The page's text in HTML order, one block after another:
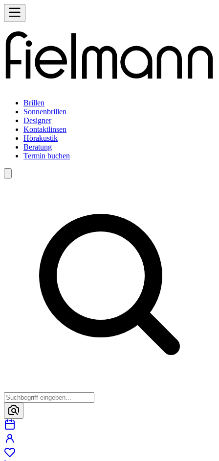
Brillen
Sonnenbrillen
Designer
Kontaktlinsen
Hörakustik
Beratung
Termin buchen